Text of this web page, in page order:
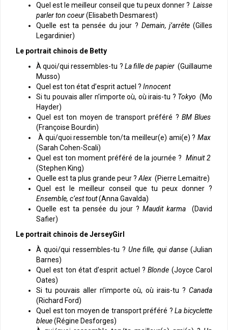
Quel est le meilleur conseil que tu peux donner ? Laisse
parler ton coeur(Elisabeth Desmarest)
Quelle est ta pensée du jour ? Demain, j’arrête(Gilles
Legardinier)
Le portrait chinois de Betty
À quoi/qui ressembles-tu ? La fille de papier(Guillaume
Musso)
Quel est ton état d’esprit actuel ? Innocent
Si tu pouvais aller n’importe où, où irais-tu ? Tokyo (Mo
Hayder)
Quel est ton moyen de transport préféré ? BM Blues
(Françoise Bourdin)
À qui/quoi ressemble ton/ta meilleur(e) ami(e) ? Max
(Sarah Cohen-Scali)
Quel est ton moment préféré de la journée ?Minuit 2
(Stephen King)
Quelle est ta plus grande peur ? Alex (Pierre Lemaitre)
Quel est le meilleur conseil que tu peux donner ?
Ensemble, c’est tout(Anna Gavalda)
Quelle est ta pensée du jour ? Maudit karma
(David
Safier)
Le portrait chinois de JerseyGirl
À quoi/qui ressembles-tu ? Une fille, qui danse (Julian
Barnes)
Quel est ton état d’esprit actuel ?Blonde (Joyce Carol
Oates)
Si tu pouvais aller n’importe où, où irais-tu ? Canada
(Richard Ford)
Quel est ton moyen de transport préféré ?La bicyclette
bleue(Régine Desforges)